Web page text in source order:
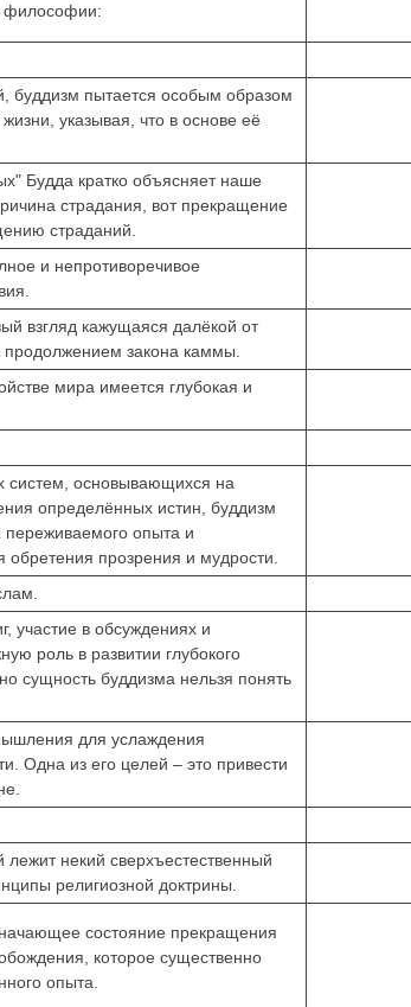
философии:
буддизм пытается особым образом
указывая, что в основе её
Будда кратко объясняет наше
страдания, вот прекращение
страданий.
и непротиворечивое
взгляд кажущаяся далёкой от
продолжением закона каммы.
мира имеется глубокая и
систем, основывающихся на
определённых истин, буддизм
опыта и
обретения прозрения и мудрости.
участие в обсуждениях и
роль в развитии глубокого
сущность буддизма нельзя понять
для услаждения
Одна из его целей – это привести
некий сверхъестественный
религиозной доктрины.
состояние прекращения
которое существенно
опыта.